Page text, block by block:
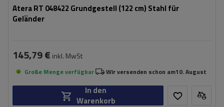
Atera RT 048422 Grundgestell (122 cm) Stahl für
Geländer
145,79 € inkl. MwSt
Große Menge verfügbar Wir versenden schon am10. August
In den
Warenkorb